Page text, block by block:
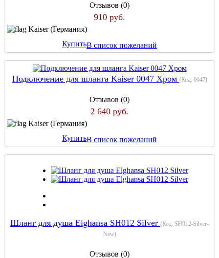
Отзывов (0)
910 руб.
Kaiser (Германия)
КупитьВ список пожеланий
Подключение для шланга Kaiser 0047 Хром (Код: 0047)
Отзывов (0)
2 640 руб.
Kaiser (Германия)
КупитьВ список пожеланий
Шланг для душа Elghansa SH012 Silver (Код: SH012-Silver-
New)
Отзывов (0)